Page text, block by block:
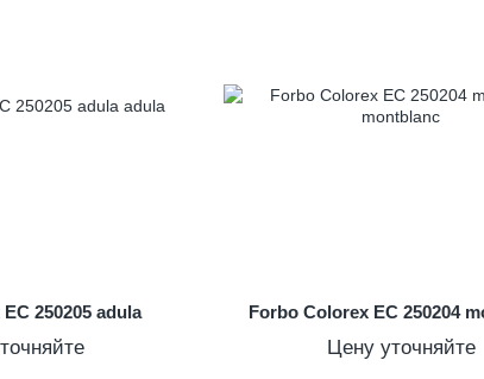
250205 adula Forbo Colorex EC 250204
Цену уточняйте